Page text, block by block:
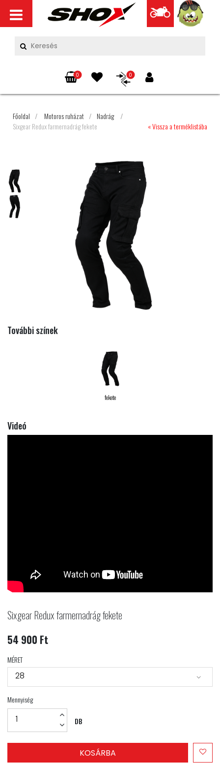
0 0
Főoldal / Motoros ruházat / Nadrág
/
Sixgear Redux farmernadrág fekete
« Vissza a terméklistába
További színek
fekete
Videó
Sixgear Redux farmernadrág fekete
54 900 Ft
MÉRET
28
Mennyiség
DB
KOSÁRBA